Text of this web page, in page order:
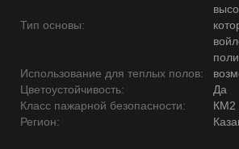
Тип основы:
Использование для теплых полов:
Цветоустойчивость:
Да
Класс пажарной безопасности:
КМ2
Регион: